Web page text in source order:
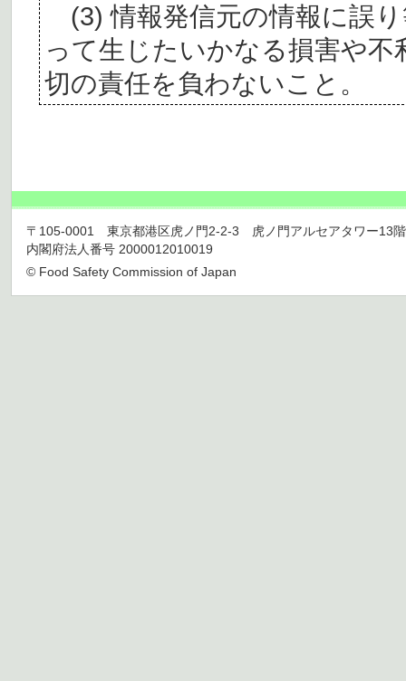
(3) 情報発信元の情報に誤
って生じたいかなる損害や
切の責任を負わないこと。
〒105-0001 東京都港区虎ノ門2-2-3 虎ノ門アルセアタワー13
内閣府法人番号 2000012010019
© Food Safety Commission of Japan